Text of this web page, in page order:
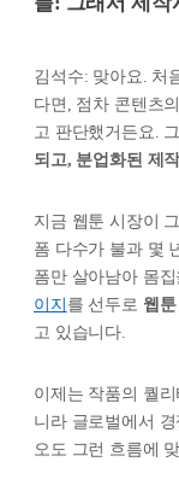
김석수: 맞아요. 처
다면, 점차 콘텐츠
고 판단했거든요.
되고, 분업화된 제
지금 웹툰 시장이
폼 다수가 불과 몇
폼만 살아남아 몸
이지 를 선두로 웹
고 있습니다.
이제는 작품의 퀄
니라 글로벌에서
오도 그런 흐름에